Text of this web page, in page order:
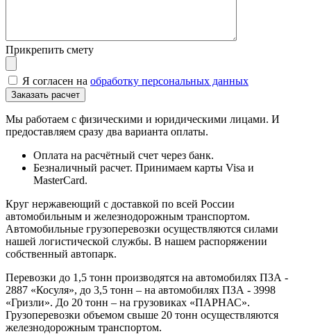
Прикрепить смету
Я согласен на обработку персональных данных
Мы работаем с физическими и юридическими лицами. И
предоставляем сразу два варианта оплаты.
Оплата на расчётный счет через банк.
Безналичный расчет. Принимаем карты Visa и
MasterCard.
Круг нержавеющий с доставкой по всей России
автомобильным и железнодорожным транспортом.
Автомобильные грузоперевозки осуществляются силами
нашей логистической службы. В нашем распоряжении
собственный автопарк.
Перевозки до 1,5 тонн производятся на автомобилях ПЗА -
2887 «Косуля», до 3,5 тонн – на автомобилях ПЗА - 3998
«Гризли». До 20 тонн – на грузовиках «ПАРНАС».
Грузоперевозки объемом свыше 20 тонн осуществляются
железнодорожным транспортом.